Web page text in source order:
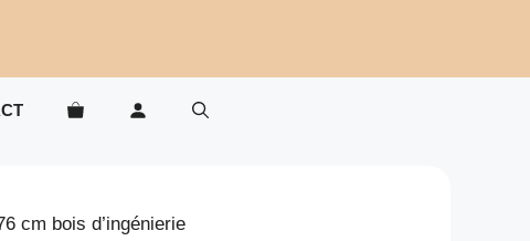
cm bois d’ingénierie